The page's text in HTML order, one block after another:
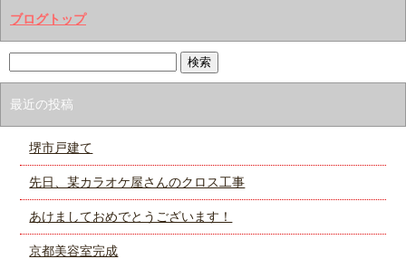
ブログトップ
最近の投稿
堺市戸建て
先日、某カラオケ屋さんのクロス工事
あけましておめでとうございます！
京都美容室完成